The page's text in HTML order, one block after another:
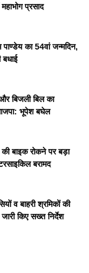
प्रसाद
का 54वां जन्मदिन,
बधाई
बिजली बिल का
भूपेश बघेल
बाइक रोकने पर बड़ा
बरामद
व बाहरी श्रमिकों की
किए सख्त निर्देश